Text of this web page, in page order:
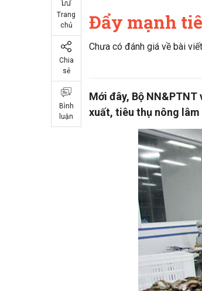
Trang
chủ
Chia
sẻ
Bình
luận
Đẩy mạnh
Chưa có đánh giá về bài viết
Mới đây, Bộ
xuất, tiêu thụ nông lâm